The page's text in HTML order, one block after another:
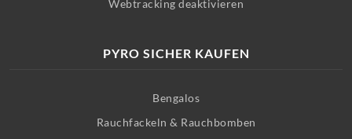
Webtracking deaktivieren
PYRO SICHER KAUFEN
Bengalos
Rauchfackeln & Rauchbomben